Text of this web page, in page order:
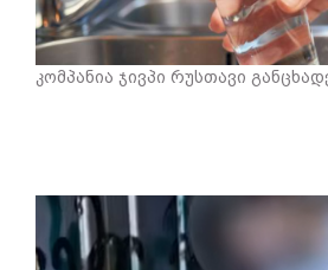
კომპანია ჯივპი რუსთავი